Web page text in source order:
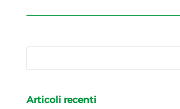
Articoli recenti